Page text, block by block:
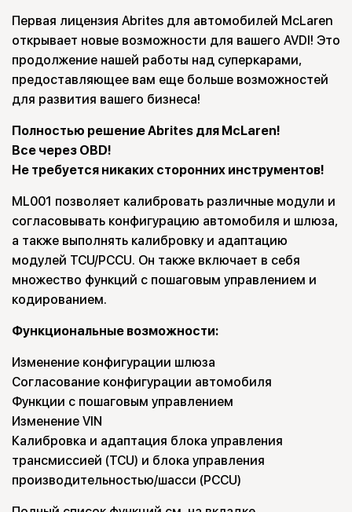
Первая лицензия Abrites для автомобилей McLaren
открывает новые возможности для вашего AVDI! Это
продолжение нашей работы над суперкарами,
предоставляющее вам еще больше возможностей
для развития вашего бизнеса!
Полностью решение Abrites для McLaren!
Все через OBD!
Не требуется никаких сторонних инструментов!
ML001 позволяет калибровать различные модули и
согласовывать конфигурацию автомобиля и шлюза,
а также выполнять калибровку и адаптацию
модулей TCU/PCCU. Он также включает в себя
множество функций с пошаговым управлением и
кодированием.
Функциональные возможности:
Изменение конфигурации шлюза
Согласование конфигурации автомобиля
Функции с пошаговым управлением
Изменение VIN
Калибровка и адаптация блока управления
трансмиссией (TCU) и блока управления
производительностью/шасси (PCCU)